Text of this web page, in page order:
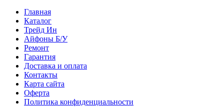
Главная
Каталог
Трейд Ин
Айфоны Б/У
Ремонт
Гарантия
Доставка и оплата
Контакты
Карта сайта
Оферта
Политика конфиденциальности